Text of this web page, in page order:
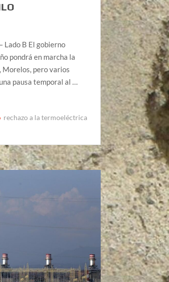
Lado B El gobierno
pondrá en marcha la
pero varios
pausa temporal al …
rechazo a la termoeléctrica